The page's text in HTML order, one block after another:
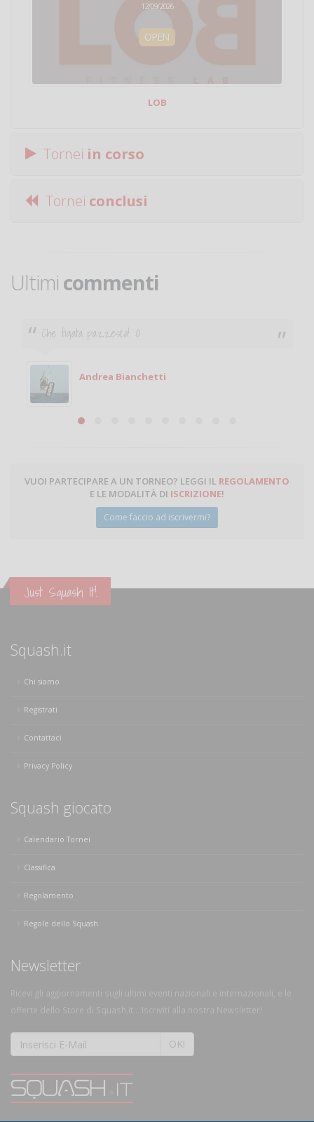
12/09/2026
OPEN
LOB
Tornei in corso
Tornei conclusi
Ultimi commenti
Che figata pazzesca! :O
Andrea Bianchetti
VUOI PARTECIPARE A UN TORNEO? LEGGI IL REGOLAMENTO
E LE MODALITÀ DI ISCRIZIONE!
Come faccio ad iscrivermi?
Just Squash It!
Squash.it
Chi siamo
Registrati
Contattaci
Privacy Policy
Squash giocato
Calendario Tornei
Classifica
Regolamento
Regole dello Squash
Newsletter
Ricevi gli aggiornamenti sugli ultimi eventi nazionali e internazionali, e le
offerte dello Store di Squash.it... Iscriviti alla nostra Newsletter!
OK!